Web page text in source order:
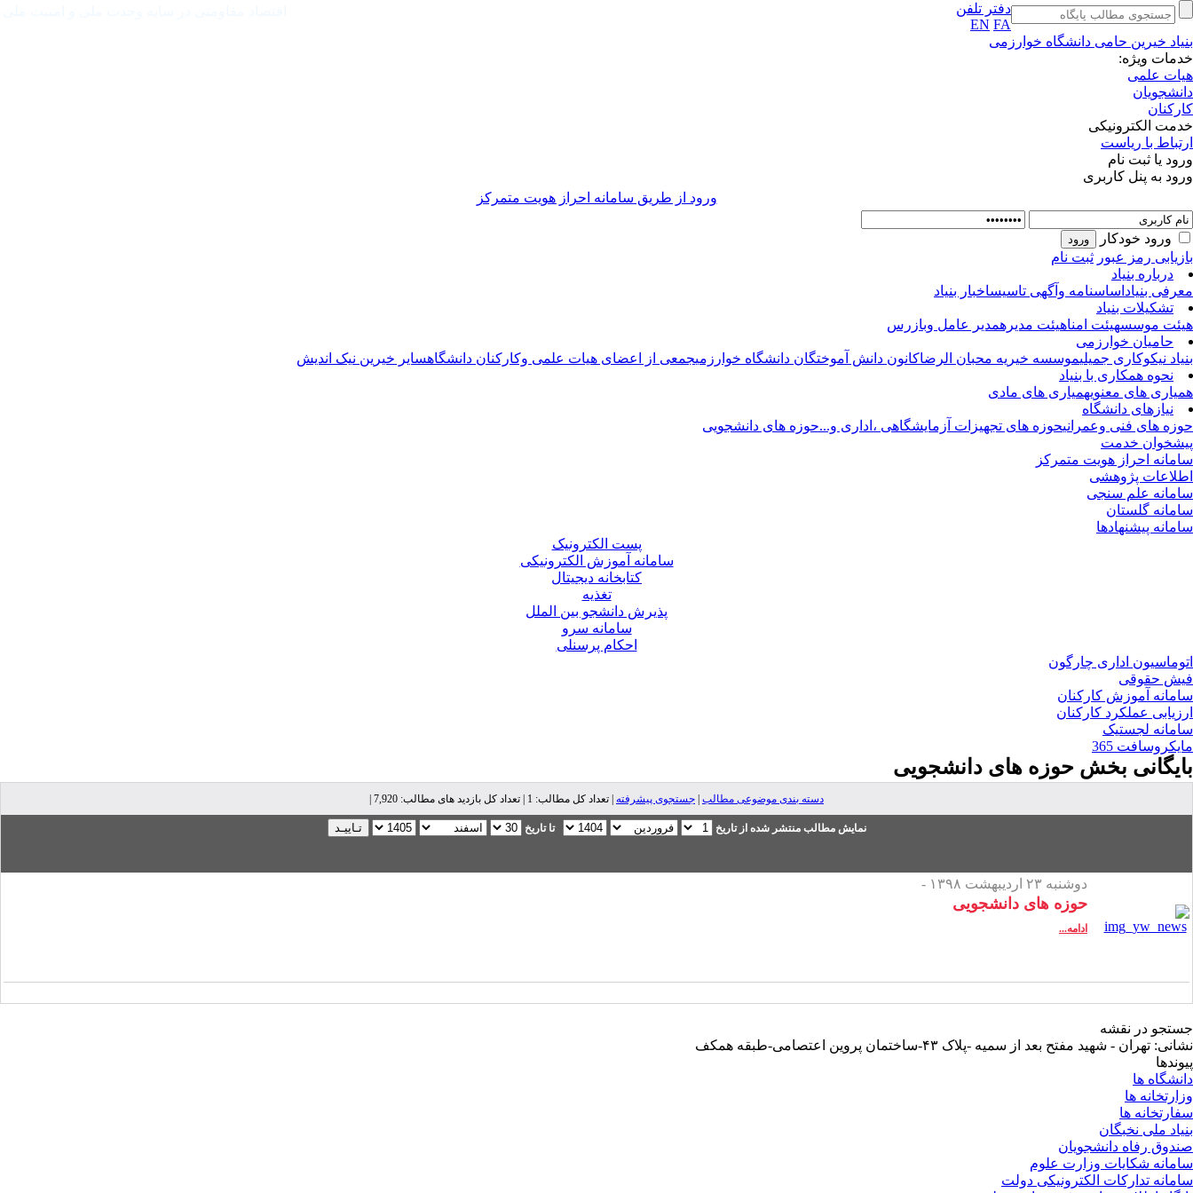
دفتر تلفن
EN FA
بنیاد خیرین حامی دانشگاه خوارزمی
خدمات ویژه:
هیات علمی
دانشجویان
کارکنان
خدمت الکترونیکی
ارتباط با ریاست
ورود یا ثبت نام
ورود به پنل کاربری
ورود از طريق سامانه احراز هويت متمركز
ورود خودکار
بازیابی رمز عبور ثبت نام
درباره بنیاد
معرفی بنیاد اساسنامه وآگهی تاسیساخبار بنیاد
تشکیلات بنیاد
هیئت موسسهیئت امناهیئت مدیرهمدیر عامل وبازرس
حامیان خوارزمی
بنیاد نیکوکاری جمیلیموسسه خیریه محبان الرضاکانون دانش آموختگان دانشگاه خوارزمیجمعی از اعضای هیات علمی وکارکنان دانشگاهسایر خیرین نیک اندیش
نحوه همکاری با بنیاد
همیاری های معنویهمیاری های مادی
نیازهای دانشگاه
حوزه های فنی وعمرانیحوزه های تجهیزات آزمایشگاهی ،اداری و...حوزه های دانشجویی
پیشخوان خدمت
سامانه احراز هویت متمرکز
اطلاعات پژوهشی
سامانه علم سنجی
سامانه گلستان
سامانه پیشنهادها
پست الکترونیک
سامانه آموزش الکترونیکی
کتابخانه دیجیتال
تغذیه
پذیرش دانشجو بین الملل
سامانه سرو
احکام پرسنلی
اتوماسیون اداری چارگون
فیش حقوقی
سامانه آموزش کارکنان
ارزیابی عملکرد کارکنان
سامانه لجستیک
مایکروسافت 365
بایگانی بخش حوزه های دانشجویی
دسته بندی موضوعی مطالب جستجوی پیشرفته | تعداد کل مطالب: 1 | تعداد کل بازدید های مطالب: 7,920 |
نمایش مطالب منتشر شده از تاریخ تا تاریخ
دوشنبه ۲۳ اردیبهشت ۱۳۹۸ -
حوزه های دانشجویی
ادامه...
جستجو در نقشه
نشانی: تهران - شهید مفتح بعد از سمیه -پلاک ۴۳-ساختمان پروین اعتصامی-طبقه همکف
پیوندها
دانشگاه ها
وزارتخانه ها
سفارتخانه ها
بنیاد ملی نخبگان
صندوق رفاه دانشجویان
سامانه شکایات وزارت علوم
سامانه تدارکات الکترونیکی دولت